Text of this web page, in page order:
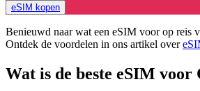
eSIM kopen
Benieuwd naar wat een eSIM voor op reis
Ontdek de voordelen in ons artikel over
Wat is de beste eSIM voor